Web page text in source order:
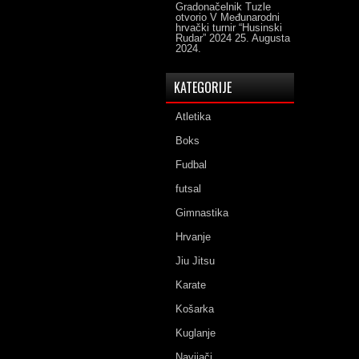
Gradonačelnik Tuzle
otvorio V Međunarodni
hrvački turnir “Husinski
Rudar” 2024 25. Augusta
2024.
KATEGORIJE
Atletika
Boks
Fudbal
futsal
Gimnastika
Hrvanje
Jiu Jitsu
Karate
Košarka
Kuglanje